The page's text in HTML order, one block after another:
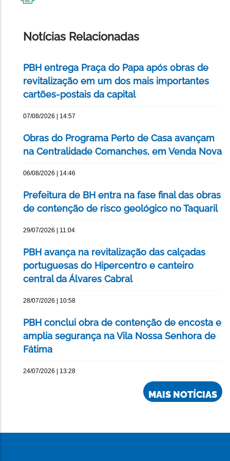
Notícias Relacionadas
PBH entrega Praça do Papa após obras de
revitalização em um dos mais importantes
cartões-postais da capital
07/08/2026 | 14:57
Obras do Programa Perto de Casa avançam
na Centralidade Comanches, em Venda Nova
06/08/2026 | 14:46
Prefeitura de BH entra na fase final das obras
de contenção de risco geológico no Taquaril
29/07/2026 | 11:04
PBH avança na revitalização das calçadas
portuguesas do Hipercentro e canteiro
central da Álvares Cabral
28/07/2026 | 10:58
PBH conclui obra de contenção de encosta e
amplia segurança na Vila Nossa Senhora de
Fátima
24/07/2026 | 13:28
MAIS NOTÍCIAS